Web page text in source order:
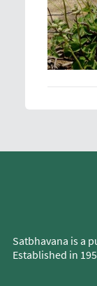
Satbhavana is a
Established in